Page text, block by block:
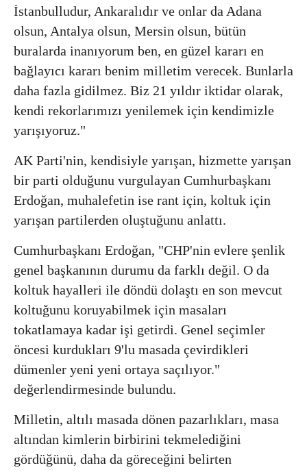
İstanbulludur, Ankaralıdır ve onlar da Adana
olsun, Antalya olsun, Mersin olsun, bütün
buralarda inanıyorum ben, en güzel kararı en
bağlayıcı kararı benim milletim verecek. Bunlarla
daha fazla gidilmez. Biz 21 yıldır iktidar olarak,
kendi rekorlarımızı yenilemek için kendimizle
yarışıyoruz."
AK Parti'nin, kendisiyle yarışan, hizmette yarışan
bir parti olduğunu vurgulayan Cumhurbaşkanı
Erdoğan, muhalefetin ise rant için, koltuk için
yarışan partilerden oluştuğunu anlattı.
Cumhurbaşkanı Erdoğan, "CHP'nin evlere şenlik
genel başkanının durumu da farklı değil. O da
koltuk hayalleri ile döndü dolaştı en son mevcut
koltuğunu koruyabilmek için masaları
tokatlamaya kadar işi getirdi. Genel seçimler
öncesi kurdukları 9'lu masada çevirdikleri
dümenler yeni yeni ortaya saçılıyor."
değerlendirmesinde bulundu.
Milletin, altılı masada dönen pazarlıkları, masa
altından kimlerin birbirini tekmelediğini
gördüğünü, daha da göreceğini belirten